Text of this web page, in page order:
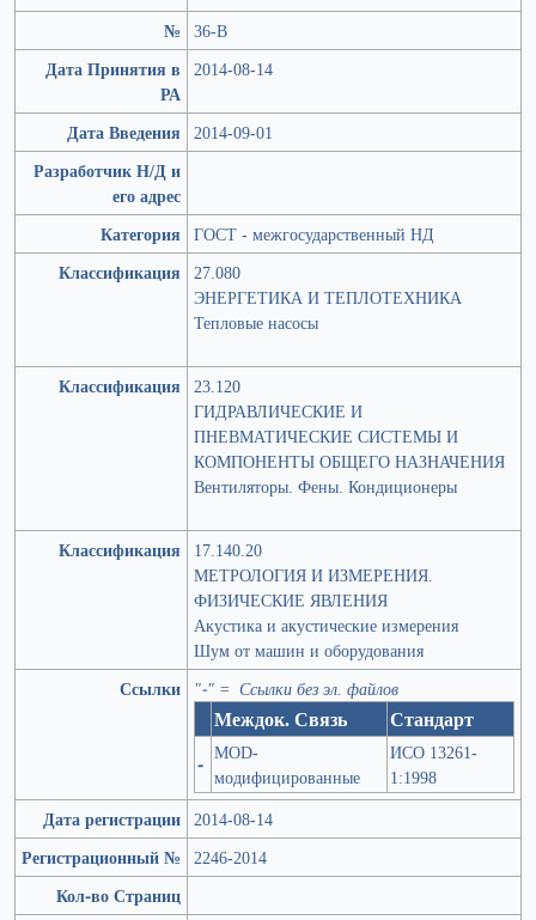
№
36-В
Дата Принятия в
РА
2014-08-14
Дата Введения
2014-09-01
Разработчик Н/Д и
его адрес
Категория
ГОСТ - межгосударственный НД
Классификация
27.080
ЭНЕРГЕТИКА И ТЕПЛОТЕХНИКА
Тепловые насосы
Классификация
23.120
ГИДРАВЛИЧЕСКИЕ И
ПНЕВМАТИЧЕСКИЕ СИСТЕМЫ И
КОМПОНЕНТЫ ОБЩЕГО НАЗНАЧЕНИЯ
Вентиляторы. Фены. Кондиционеры
Классификация
17.140.20
МЕТРОЛОГИЯ И ИЗМЕРЕНИЯ.
ФИЗИЧЕСКИЕ ЯВЛЕНИЯ
Акустика и акустические измерения
Шум от машин и оборудования
Ссылки
"-" = Ссылки без эл. файлов
Междок. Связь Стандарт
-
MOD-
модифицированные
ИСО 13261-
1:1998
Дата регистрации 2014-08-14
Регистрационный №
2246-2014
Кол-во Страниц